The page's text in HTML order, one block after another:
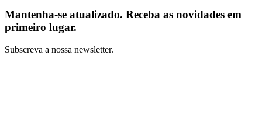
Mantenha-se atualizado. Receba as novidades em
primeiro lugar.
Subscreva a nossa newsletter.